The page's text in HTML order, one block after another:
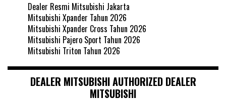
Dealer Resmi Mitsubishi Jakarta
Mitsubishi Xpander Tahun 2026
Mitsubishi Xpander Cross Tahun 2026
Mitsubishi Pajero Sport Tahun 2026
Mitsubishi Triton Tahun 2026
DEALER MITSUBISHI AUTHORIZED DEALER
MITSUBISHI